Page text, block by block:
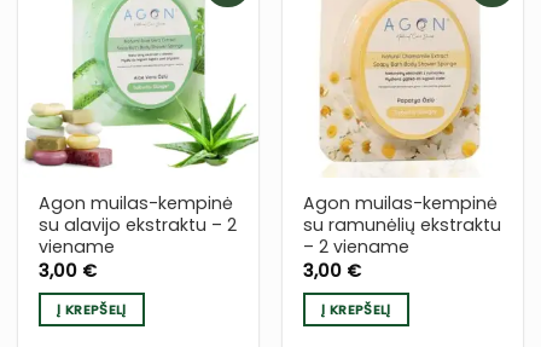
PRIDĖTI
Į NORŲ
SĄRAŠĄ
Agon muilas-kempinė
su alavijo ekstraktu – 2
viename
3,00 €
Į KREPŠELĮ
PRIDĖTI
Į NORŲ
SĄRAŠĄ
Agon muilas-kempinė
su ramunėlių ekstraktu
– 2 viename
3,00 €
Į KREPŠELĮ